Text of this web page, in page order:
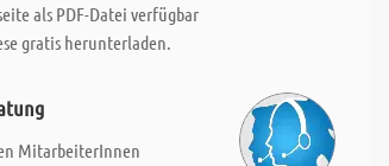
als PDF-Datei verfügbar
gratis herunterladen.
MitarbeiterInnen